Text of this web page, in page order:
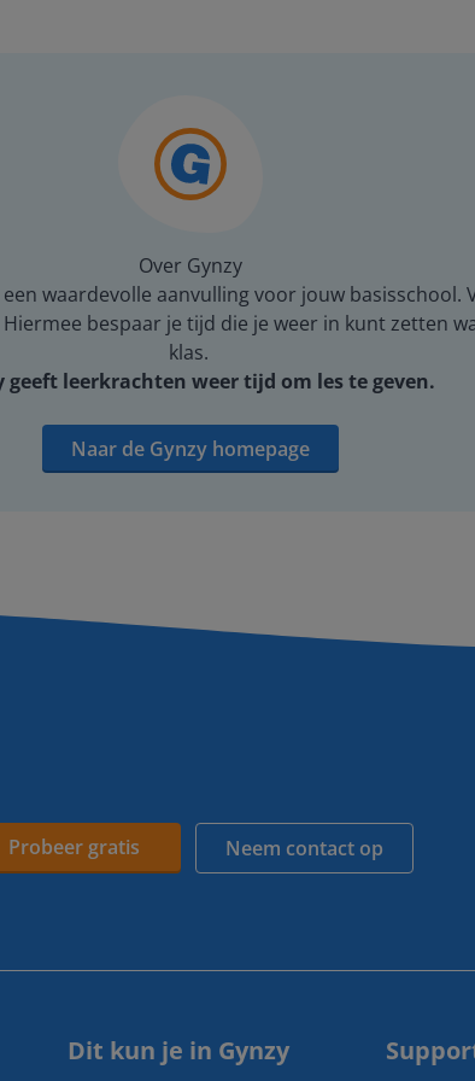
Over Gynzy
waardevolle aanvulling voor jouw
bespaar je tijd die je weer in kunt zetten
klas.
geeft leerkrachten weer tijd om les te geven.
Naar de Gynzy homepage
Probeer gratis Neem contact op
Dit kun je in Gynzy